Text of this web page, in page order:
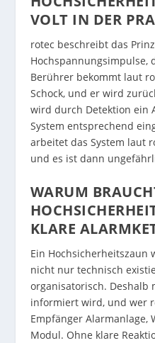
VOLT IN DER
rotec beschreibt das
Hochspannungsimpulse,
Berührer bekommt laut
Schock, und er wird
wird durch Detektion ein
System entsprechend
arbeitet das System laut
und es ist dann
WARUM
KLARE
Ein Hochsicherheitszaun
nicht nur technisch
organisatorisch. Deshalb
informiert wird, und wer
Empfänger Alarmanlage,
Modul. Ohne klare